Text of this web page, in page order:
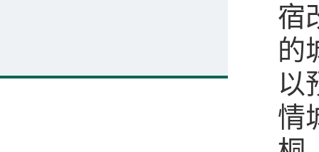
宿
的
以
情